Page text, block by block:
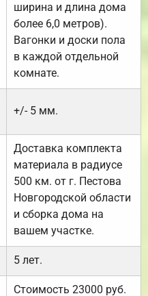
ширина и длина дома
более 6,0 метров).
Вагонки и доски пола
в каждой отдельной
комнате.
+/- 5 мм.
Доставка комплекта
материала в радиусе
500 км. от г. Пестова
Новгородской области
и сборка дома на
вашем участке.
5 лет.
Стоимость 23000 руб.